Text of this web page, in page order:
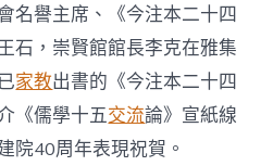
名譽主席、《今注本二十四
石，崇賢館館長李克在雅集
家教出書的《今注本二十四
《儒學十五交流論》宣紙線
院40周年表現祝賀。